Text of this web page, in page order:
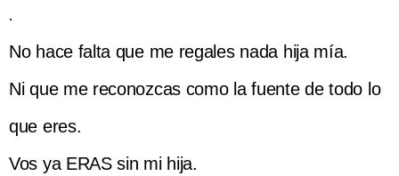
.
No hace falta que me regales nada hija mía.
Ni que me reconozcas como la fuente de todo lo
que eres.
Vos ya ERAS sin mi hija.